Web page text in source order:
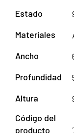
Estado
Materiales
Ancho
Profundidad
Altura
Código del
producto